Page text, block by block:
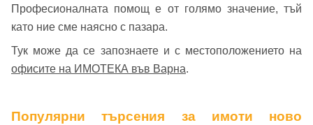
Професионалната помощ е от голямо значение, тъй
като ние сме наясно с пазара.
Тук може да се запознаете и с местоположението на
офисите на ИМОТЕКА във Варна.
Популярни търсения за имоти ново